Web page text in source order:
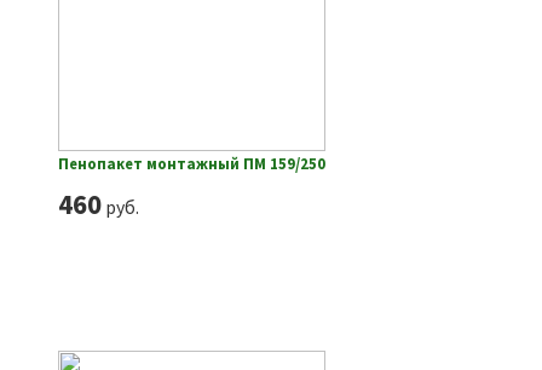
Пенопакет монтажный ПМ 159/250
460руб.